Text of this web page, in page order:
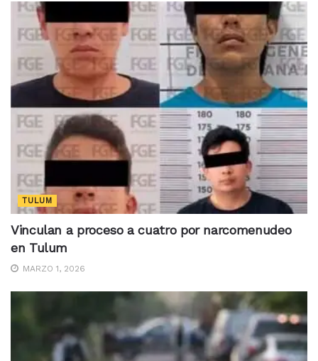
TULUM
Vinculan a proceso a cuatro por narcomenudeo
en Tulum
MARZO 1, 2026